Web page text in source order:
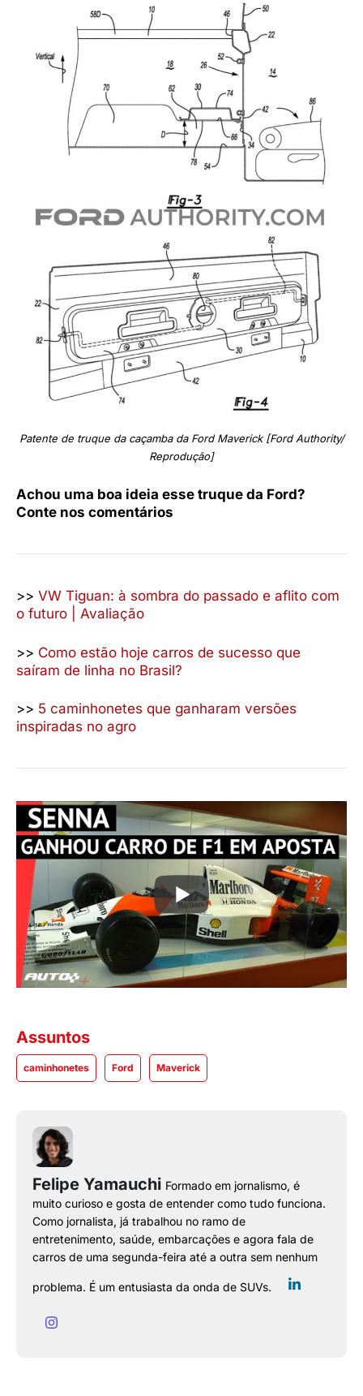
Patente de truque da caçamba da Ford Maverick [Ford Authority/
Reprodução]
Achou uma boa ideia esse truque da Ford?
Conte nos comentários
>> VW Tiguan: à sombra do passado e aflito com
o futuro | Avaliação
>> Como estão hoje carros de sucesso que
saíram de linha no Brasil?
>> 5 caminhonetes que ganharam versões
inspiradas no agro
Assuntos
caminhonetes Ford Maverick
Felipe Yamauchi Formado em jornalismo, é
muito curioso e gosta de entender como tudo funciona.
Como jornalista, já trabalhou no ramo de
entretenimento, saúde, embarcações e agora fala de
carros de uma segunda-feira até a outra sem nenhum
problema. É um entusiasta da onda de SUVs.